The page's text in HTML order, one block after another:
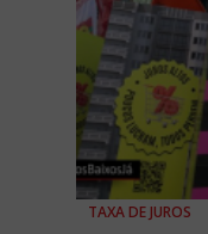
TAXA DE JUROS